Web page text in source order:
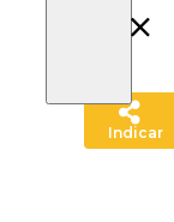
Indicar